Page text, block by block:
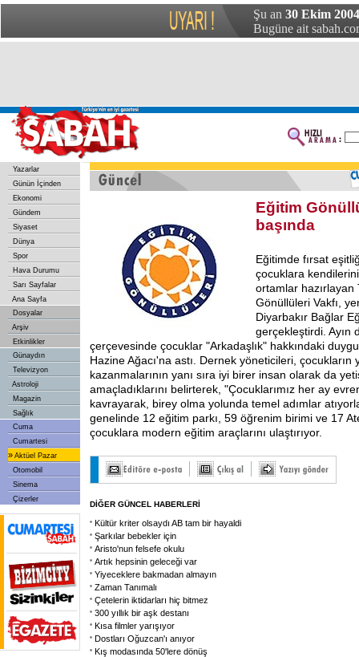
Şu an 30 Ekim
Bugüne ait
Yazarlar
Günün İçinden
Ekonomi
Gündem
Siyaset
Dünya
Spor
Hava Durumu
Sarı Sayfalar
Ana Sayfa
Dosyalar
Arşiv
Etkinlikler
Günaydın
Televizyon
Astroloji
Magazin
Sağlık
Cuma
Cumartesi
» Aktüel Pazar
Otomobil
Sinema
Çizerler
Eğitim
başında
Eğitimde fırsat
çocuklara
ortamlar hazırlayan
Gönüllüleri Vakfı,
Diyarbakır Bağlar
gerçekleştirdi. Ayın
çerçevesinde çocuklar "Arkadaşlık" hakkındaki
Hazine Ağacı'na astı. Dernek yöneticileri, çocukların
kazanmalarının yanı sıra iyi birer insan olarak da
amaçladıklarını belirterek, "Çocuklarımız her ay
kavrayarak, birey olma yolunda temel adımlar
genelinde 12 eğitim parkı, 59 öğrenim birimi ve 17
çocuklara modern eğitim araçlarını ulaştırıyor.
DİĞER GÜNCEL HABERLERİ
Kültür kriter olsaydı AB tam bir hayaldi
Şarkılar bebekler için
Aristo'nun felsefe okulu
Artık hepsinin geleceği var
Yiyeceklere bakmadan almayın
Zaman Tanımalı
Çetelerin iktidarları hiç bitmez
300 yıllık bir aşk destanı
Kısa filmler yarışıyor
Dostları Oğuzcan'ı anıyor
Kış modasında 50'lere dönüş